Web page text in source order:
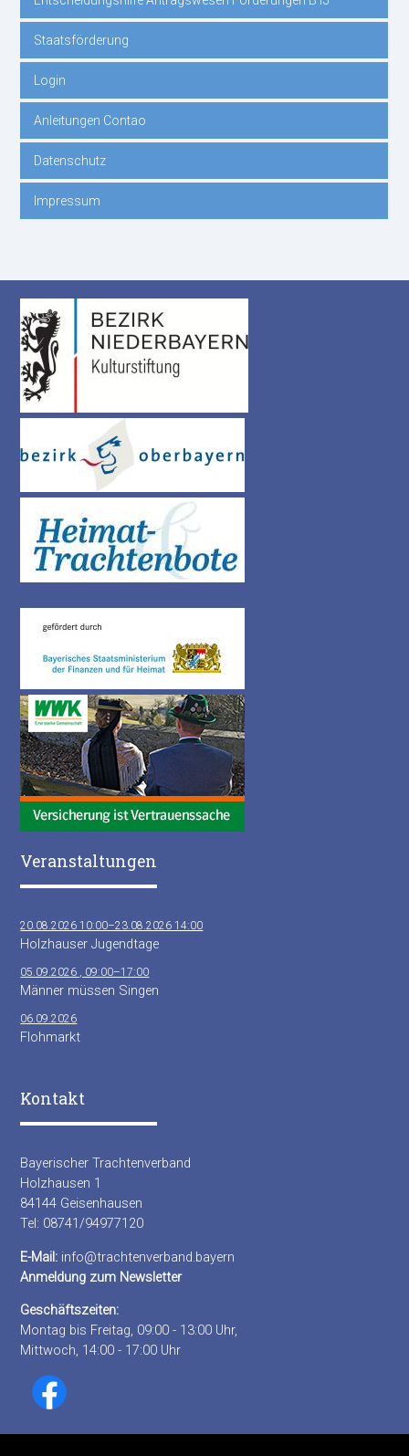
Staatsförderung
Login
Anleitungen Contao
Datenschutz
Impressum
Veranstaltungen
20.08.2026 10:00–23.08.2026 14:00
Holzhauser Jugendtage
05.09.2026 , 09:00–17:00
Männer müssen Singen
06.09.2026
Flohmarkt
Kontakt
Bayerischer Trachtenverband
Holzhausen 1
84144 Geisenhausen
Tel: 08741/94977120
E-Mail: info@trachtenverband.bayern
Anmeldung zum Newsletter
Geschäftszeiten:
Montag bis Freitag, 09:00 - 13:00 Uhr,
Mittwoch, 14:00 - 17:00 Uhr